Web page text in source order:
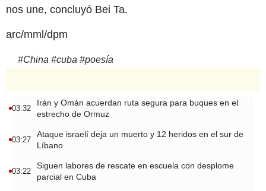
nos une, concluyó Bei Ta.
arc/mml/dpm
#China #cuba #poesía
03:32
Irán y Omán acuerdan ruta segura para buques en el
estrecho de Ormuz
03:27
Ataque israelí deja un muerto y 12 heridos en el sur de
Líbano
03:22
Siguen labores de rescate en escuela con desplome
parcial en Cuba